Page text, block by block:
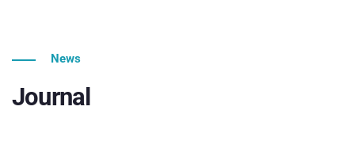
News
Journal